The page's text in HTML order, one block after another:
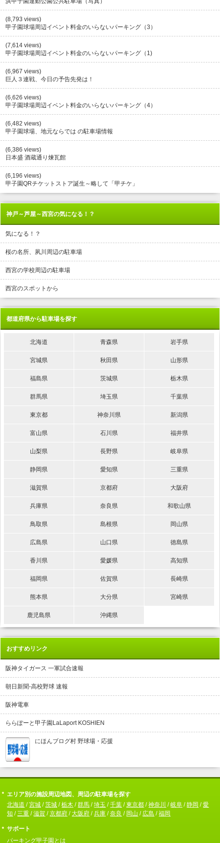
(8,793 views)
甲子園球場周辺イベント料金のいらないパーキング（3）
(7,614 views)
甲子園球場周辺イベント料金のいらないパーキング（1)
(6,967 views)
巨人３連戦、今日の予告先発は！
(6,626 views)
甲子園球場周辺イベント料金のいらないパーキング（4）
(6,482 views)
甲子園球場、地元ならでは の駐車場情報
(6,386 views)
日本盛 酒蔵通り煉瓦館
(6,196 views)
甲子園QRチケットストア誕生～略して「甲チケ」
神戸～芦屋～西宮の気になる！？
気になる！？
桜の名所、夙川周辺の駐車場
西宮の学校周辺の駐車場
西宮のスポットから
都道府県から駐車場を探す
北海道 青森県 岩手県
宮城県 秋田県 山形県
福島県 茨城県 栃木県
群馬県 埼玉県 千葉県
東京都 神奈川県 新潟県
富山県 石川県 福井県
山梨県 長野県 岐阜県
静岡県 愛知県 三重県
滋賀県 京都府 大阪府
兵庫県 奈良県 和歌山県
鳥取県 島根県 岡山県
広島県 山口県 徳島県
香川県 愛媛県 高知県
福岡県 佐賀県 長崎県
熊本県 大分県 宮崎県
鹿児島県 沖縄県
おすすめリンク
阪神タイガース 一軍試合速報
朝日新聞-高校野球 速報
阪神電車
ららぽーと甲子園LaLaport KOSHIEN
にほんブログ村 野球場・応援
エリア別の施設周辺地図、周辺の駐車場を探す
北海道 /宮城 /茨城 /栃木 /群馬 /埼玉 /千葉 /東京都 /神奈川 /岐阜 /静岡 /愛
知 / 三重 /滋賀 /京都府 /大阪府 /兵庫 /奈良 / 岡山 / 広島 /福岡
サポート
パーキング甲子園とは